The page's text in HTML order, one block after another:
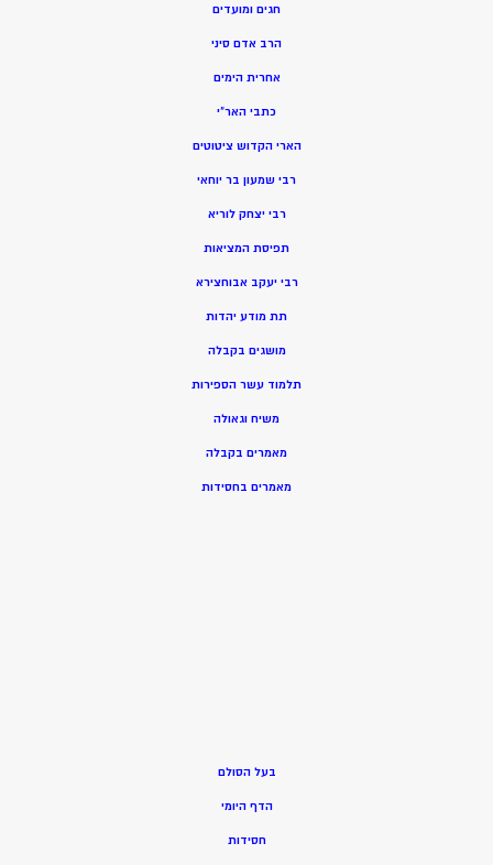
חגים ומועדים
הרב אדם סיני
אחרית הימים
כתבי האר”י
הארי הקדוש ציטוטים
רבי שמעון בר יוחאי
רבי יצחק לוריא
תפיסת המציאות
רבי יעקב אבוחצירא
תת מודע יהדות
מושגים בקבלה
תלמוד עשר הספירות
משיח וגאולה
מאמרים בקבלה
מאמרים בחסידות
בעל הסולם
הדף היומי
חסידות